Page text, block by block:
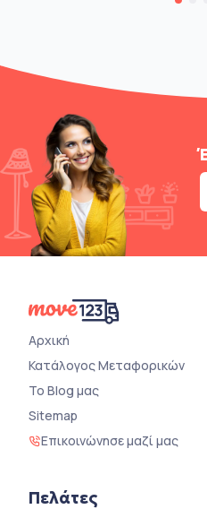
Αρχική
Κατάλογος Μεταφορικών
Το Blog μας
Sitemap
Επικοινώνησε μαζί μας
Πελάτες